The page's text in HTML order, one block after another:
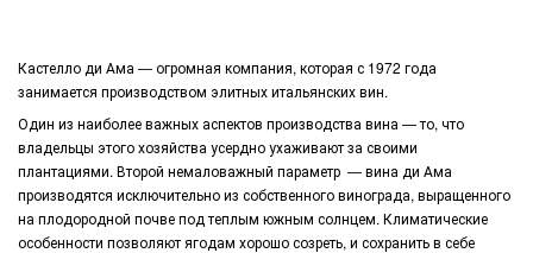
Кастелло ди Ама — огромная компания, которая с 1972 года
занимается производством элитных итальянских вин.
Один из наиболее важных аспектов производства вина — то, что
владельцы этого хозяйства усердно ухаживают за своими
плантациями. Второй немаловажный параметр — вина ди Ама
производятся исключительно из собственного винограда, выращенного
на плодородной почве под теплым южным солнцем. Климатические
особенности позволяют ягодам хорошо созреть, и сохранить в себе